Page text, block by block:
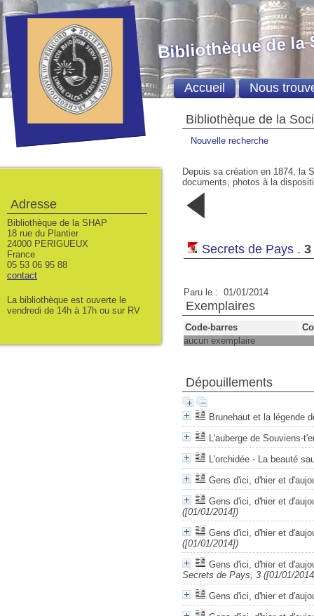
Bibliothèque de la
Nouvelle recherche
Depuis sa création en 1874, la
documents, photos à la
Secrets de Pays . 3
Paru le : 01/01/2014
Exemplaires
Code-barres
aucun exemplaire
Dépouillements
Brunehaut et la légende
L'auberge de Souviens-
L'orchidée - La beauté
Gens d'ici, d'hier et
Gens d'ici, d'hier et
([01/01/2014])
Gens d'ici, d'hier et
([01/01/2014])
Gens d'ici, d'hier et
Secrets de Pays, 3 ([01/01/
Gens d'ici, d'hier et
Bibliothèque de la
Accueil Nous
Adresse
Bibliothèque de la SHAP
18 rue du Plantier
24000 PERIGUEUX
France
05 53 06 95 88
contact
La bibliothèque est ouverte le
vendredi de 14h à 17h ou sur RV